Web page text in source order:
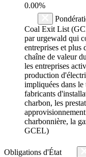
0.00%
Coal Exit List
par urgewald qui
entreprises et plus
chaîne de valeur
les entreprises
production
impliquées dans
fabricants
charbon, les
charbonnière, la
GCEL)
Obligations d'État